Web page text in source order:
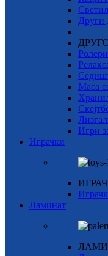
Други
Ролери
Маса
Игри
Играчки
Ламинат